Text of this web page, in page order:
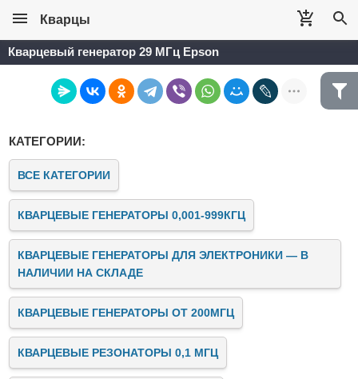
Кварцы
Кварцевый генератор 29 МГц Epson
КАТЕГОРИИ:
ВСЕ КАТЕГОРИИ
КВАРЦЕВЫЕ ГЕНЕРАТОРЫ 0,001-999КГЦ
КВАРЦЕВЫЕ ГЕНЕРАТОРЫ ДЛЯ ЭЛЕКТРОНИКИ — В
НАЛИЧИИ НА СКЛАДЕ
КВАРЦЕВЫЕ ГЕНЕРАТОРЫ ОТ 200МГЦ
КВАРЦЕВЫЕ РЕЗОНАТОРЫ 0,1 МГЦ